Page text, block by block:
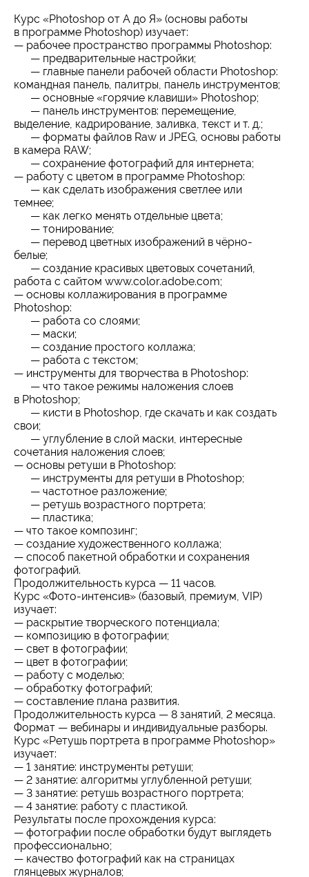
Курс «Photoshop от А до Я» (основы работы
в программе Photoshop) изучает:
— рабочее пространство программы Photoshop:
— предварительные настройки;
— главные панели рабочей области Photoshop:
командная панель, палитры, панель инструментов;
— основные «горячие клавиши» Photoshop;
— панель инструментов: перемещение,
выделение, кадрирование, заливка, текст и т. д.;
— форматы файлов Raw и JPEG, основы работы
в камера RAW;
— сохранение фотографий для интернета;
— работу с цветом в программе Photoshop:
— как сделать изображения светлее или
темнее;
— как легко менять отдельные цвета;
— тонирование;
— перевод цветных изображений в чёрно-
белые;
— создание красивых цветовых сочетаний,
работа с сайтом www.color.adobe.com;
— основы коллажирования в программе
Photoshop:
— работа со слоями;
— маски;
— создание простого коллажа;
— работа с текстом;
— инструменты для творчества в Photoshop:
— что такое режимы наложения слоев
в Photoshop;
— кисти в Photoshop, где скачать и как создать
свои;
— углубление в слой маски, интересные
сочетания наложения слоев;
— основы ретуши в Photoshop:
— инструменты для ретуши в Photoshop;
— частотное разложение;
— ретушь возрастного портрета;
— пластика;
— что такое композинг;
— создание художественного коллажа;
— способ пакетной обработки и сохранения
фотографий.
Продолжительность курса — 11 часов.
Курс «Фото-интенсив» (базовый, премиум, VIP)
изучает:
— раскрытие творческого потенциала;
— композицию в фотографии;
— свет в фотографии;
— цвет в фотографии;
— работу с моделью;
— обработку фотографий;
— составление плана развития.
Продолжительность курса — 8 занятий, 2 месяца.
Формат — вебинары и индивидуальные разборы.
Курс «Ретушь портрета в программе Photoshop»
изучает:
— 1 занятие: инструменты ретуши;
— 2 занятие: алгоритмы углубленной ретуши;
— 3 занятие: ретушь возрастного портрета;
— 4 занятие: работу с пластикой.
Результаты после прохождения курса:
— фотографии после обработки будут выглядеть
профессионально;
— качество фотографий как на страницах
глянцевых журналов;